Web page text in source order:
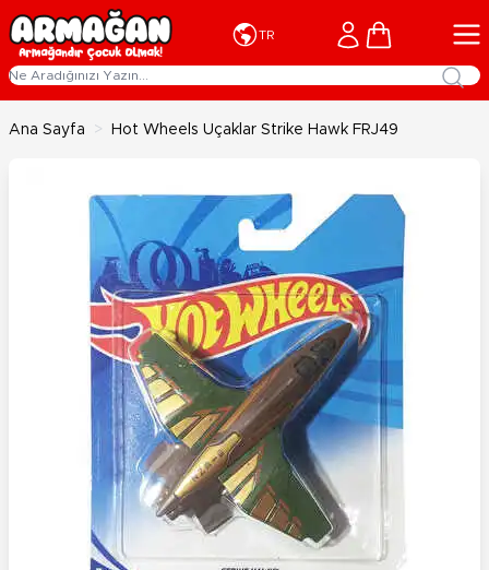
İçeriğe geç
TR Cart
Ana Sayfa > Hot Wheels Uçaklar Strike Hawk FRJ49